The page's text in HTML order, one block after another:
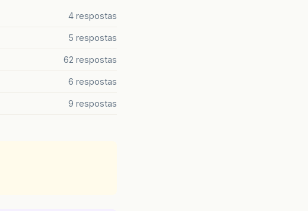
4 respostas
5 respostas
62 respostas
6 respostas
9 respostas